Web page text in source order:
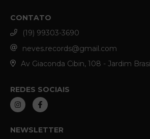
CONTATO
(19) 99303-3690
neves.records@gmail.com
Av Giaconda Cibin, 108 - Jardim
REDES SOCIAIS
NEWSLETTER